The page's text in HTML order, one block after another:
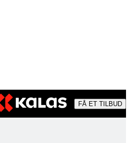
FÅ ET TILBUD